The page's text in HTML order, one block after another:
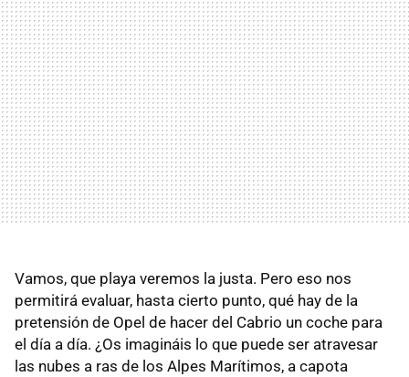
Vamos, que playa veremos la justa. Pero eso nos
permitirá evaluar, hasta cierto punto, qué hay de la
pretensión de Opel de hacer del Cabrio un coche para
el día a día. ¿Os imagináis lo que puede ser atravesar
las nubes a ras de los Alpes Marítimos, a capota